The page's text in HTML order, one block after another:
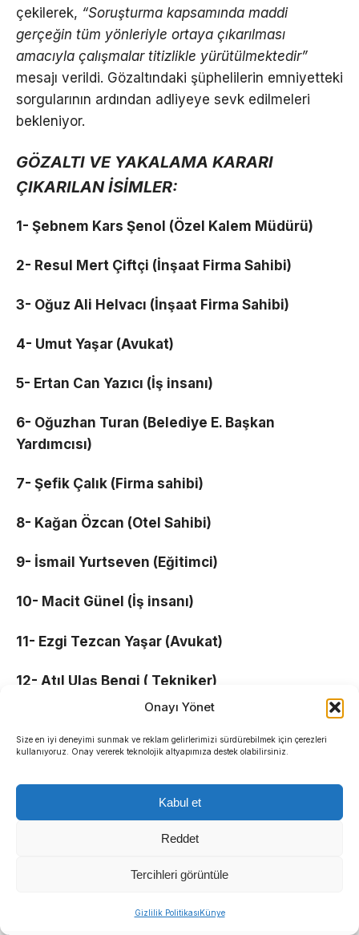
Onayı Yönet
Size en iyi deneyimi sunmak ve reklam gelirlerimizi sürdürebilmek için çerezleri
kullanıyoruz. Onay vererek teknolojik altyapımıza destek olabilirsiniz.
Kabul et
Reddet
Tercihleri görüntüle
Gizlilik PolitikasıKünye
çekilerek, “Soruşturma kapsamında maddi
gerçeğin tüm yönleriyle ortaya çıkarılması
amacıyla çalışmalar titizlikle yürütülmektedir”
mesajı verildi. Gözaltındaki şüphelilerin emniyetteki
sorgularının ardından adliyeye sevk edilmeleri
bekleniyor.
GÖZALTI VE YAKALAMA KARARI
ÇIKARILAN İSİMLER:
1- Şebnem Kars Şenol (Özel Kalem Müdürü)
2- Resul Mert Çiftçi (İnşaat Firma Sahibi)
3- Oğuz Ali Helvacı (İnşaat Firma Sahibi)
4- Umut Yaşar (Avukat)
5- Ertan Can Yazıcı (İş insanı)
6- Oğuzhan Turan (Belediye E. Başkan
Yardımcısı)
7- Şefik Çalık (Firma sahibi)
8- Kağan Özcan (Otel Sahibi)
9- İsmail Yurtseven (Eğitimci)
10- Macit Günel (İş insanı)
11- Ezgi Tezcan Yaşar (Avukat)
12- Atıl Ulaş Bengi ( Tekniker)
14- Emrah Temel (Firma sahibi)
15- Hakan Tanır (Otel Sahibi)
16- Haşmet Akkuş (İş insanı)
17- Yusuf Yazıcı (Firma Sahibi)
18- Ali Kotan (CHP Meclis Üyesi)